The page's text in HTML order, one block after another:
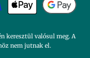
keresztül valósul meg. A
nem jutnak el.